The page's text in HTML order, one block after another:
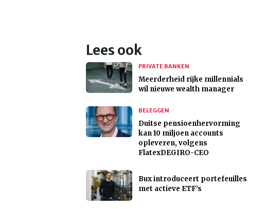
Lees ook
PRIVATE BANKEN
Meerderheid rijke millennials
wil nieuwe wealth manager
BELEGGEN
Duitse pensioenhervorming
kan 10 miljoen accounts
opleveren, volgens
FlatexDEGIRO-CEO
Bux introduceert portefeuilles
met actieve ETF’s